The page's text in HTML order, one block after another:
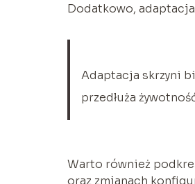
Dodatkowo,
Adaptacja skrzyni
przedłuża
Warto również
oraz zmianach